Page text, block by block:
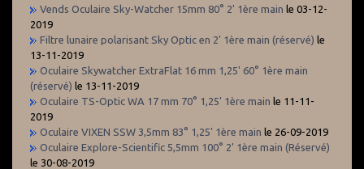
Vends Oculaire Sky-Watcher 15mm 80° 2' 1ère main le 03-12-
2019
Filtre lunaire polarisant Sky Optic en 2' 1ère main (réservé) le
13-11-2019
Oculaire Skywatcher ExtraFlat 16 mm 1,25' 60° 1ère main
(réservé) le 13-11-2019
Oculaire TS-Optic WA 17 mm 70° 1,25' 1ère main le 11-11-
2019
Oculaire VIXEN SSW 3,5mm 83° 1,25' 1ère main le 26-09-2019
Oculaire Explore-Scientific 5,5mm 100° 2' 1ère main (Réservé)
le 30-08-2019